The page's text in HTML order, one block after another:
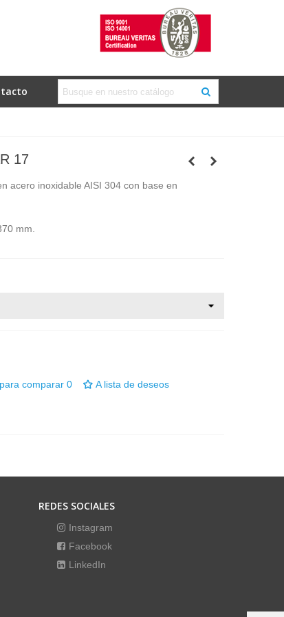
17
acero inoxidable AISI 304 con base en
mm.
comparar 0 A lista de deseos
REDES SOCIALES
Instagram
Facebook
LinkedIn